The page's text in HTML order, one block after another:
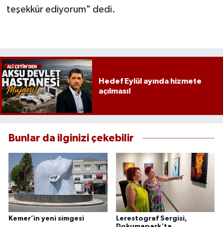
teşekkür ediyorum" dedi.
Hedef Eylül ayında hizmete
açılması!
Bunlar da ilginizi çekebilir
Kemer’in yeni simgesi
Lerestograf Sergisi,